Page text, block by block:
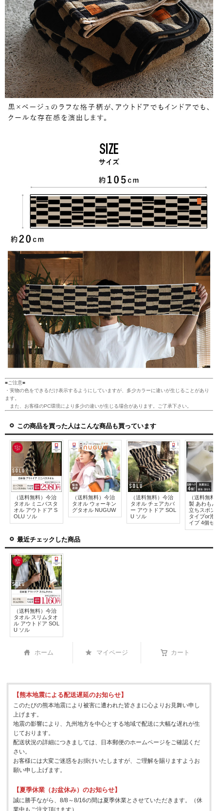
■ご注意■
・実物の色をできるだけ表示するようにしていますが、多少カラーに違いが生じることがあり
ます。
また、お客様のPC環境により多少の違いが生じる場合があります。ご了承下さい。
この商品を買った人はこんな商品も買っています
（送料無料）今治
タオル ミニバスタ
オル アウトドア S
OLU ソル
（送料無料）今治
タオル ウォーキン
グタオル NUGUW
（送料無料）今治
タオル チェアカバ
ー アウトドア SOL
U ソル
（送料無料
製 あわも
立ちスポン
タイプor泡
イプ 4個セ
最近チェックした商品
（送料無料）今治
タオル スリムタオ
ル アウトドア SOL
U ソル
ホーム マイページ カート
【熊本地震による配送遅延のお知らせ】
このたびの熊本地震により被害に遭われた皆さまに心よりお見舞い申し
上げます。
地震の影響により、九州地方を中心とする地域で配送に大幅な遅れが生
じております。
配送状況の詳細につきましては、日本郵便のホームページをご確認くだ
さい。
お客様には大変ご迷惑をお掛けいたしますが、ご理解を賜りますようお
願い申し上げます。
【夏季休業（お盆休み）のお知らせ】
誠に勝手ながら、8/8～8/16の間は夏季休業とさせていただきます。（休
業中もご注文頂けます）